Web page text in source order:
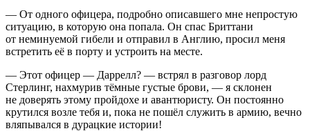
— От одного офицера, подробно описавшего мне непростую
ситуацию, в которую она попала. Он спас Бриттани
от неминуемой гибели и отправил в Англию, просил меня
встретить её в порту и устроить на месте.
— Этот офицер — Даррелл? — встрял в разговор лорд
Стерлинг, нахмурив тёмные густые брови, — я склонен
не доверять этому пройдохе и авантюристу. Он постоянно
крутился возле тебя и, пока не пошёл служить в армию, вечно
вляпывался в дурацкие истории!